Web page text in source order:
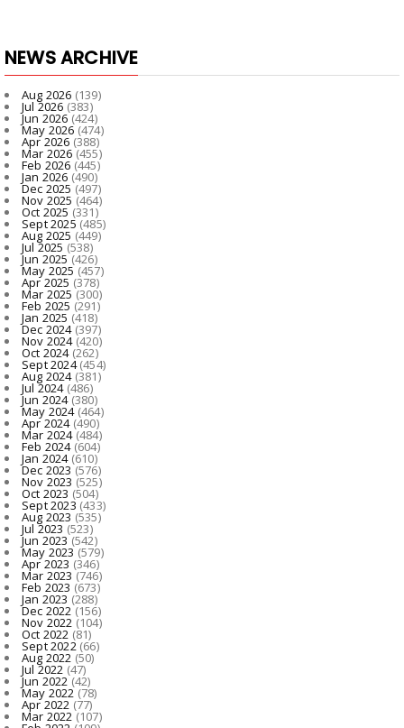
NEWS ARCHIVE
Aug 2026 (139)
Jul 2026 (383)
Jun 2026(424)
May 2026(474)
Apr 2026 (388)
Mar 2026(455)
Feb 2026 (445)
Jan 2026 (490)
Dec 2025(497)
Nov 2025 (464)
Oct 2025 (331)
Sept 2025 (485)
Aug 2025 (449)
Jul 2025 (538)
Jun 2025(426)
May 2025(457)
Apr 2025 (378)
Mar 2025 (300)
Feb 2025 (291)
Jan 2025 (418)
Dec 2024(397)
Nov 2024(420)
Oct 2024(262)
Sept 2024(454)
Aug 2024(381)
Jul 2024(486)
Jun 2024(380)
May 2024(464)
Apr 2024(490)
Mar 2024(484)
Feb 2024(604)
Jan 2024(610)
Dec 2023(576)
Nov 2023 (525)
Oct 2023 (504)
Sept 2023 (433)
Aug 2023 (535)
Jul 2023 (523)
Jun 2023(542)
May 2023(579)
Apr 2023 (346)
Mar 2023 (746)
Feb 2023 (673)
Jan 2023 (288)
Dec 2022(156)
Nov 2022 (104)
Oct 2022 (81)
Sept 2022(66)
Aug 2022 (50)
Jul 2022 (47)
Jun 2022(42)
May 2022(78)
Apr 2022 (77)
Mar 2022(107)